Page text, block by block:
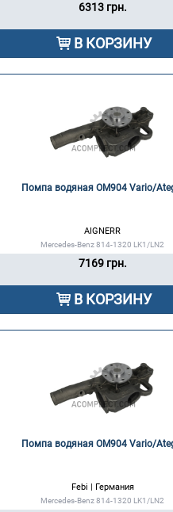
6313 грн.
В КОРЗИНУ
Помпа водяная OM904 Vario/
AIGNERR
Mercedes-Benz 814-1320 LK1/LN2
7169 грн.
В КОРЗИНУ
Помпа водяная OM904 Vario/
Febi | Германия
Mercedes-Benz 814-1320 LK1/LN2